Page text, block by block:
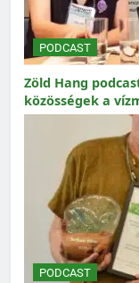
PODCAST
Zöld Hang
közösségek a
PODCAST